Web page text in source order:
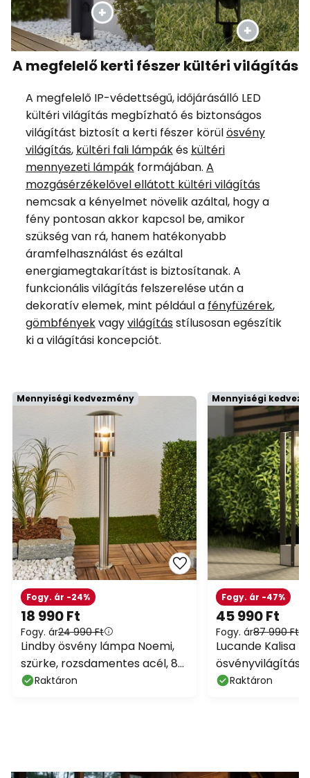
A megfelelő kerti fészer kültéri világítás
A megfelelő IP-védettségű, időjárásálló LED
kültéri világítás megbízható és biztonságos
világítást biztosít a kerti fészer körülösvény
világítás, kültéri fali lámpákés kültéri
mennyezeti lámpákformájában. A
mozgásérzékelővel ellátott kültéri világítás
nemcsak a kényelmet növelik azáltal, hogy a
fény pontosan akkor kapcsol be, amikor
szükség van rá, hanem hatékonyabb
áramfelhasználást és ezáltal
energiamegtakarítást is biztosítanak. A
funkcionális világítás felszerelése után a
dekoratív elemek, mint például a fényfüzérek,
gömbfényekvagyvilágításstílusosan egészítik
ki a világítási koncepciót.
Mennyiségi kedvezmény
18 990 Ft
Fogy. ár24 990 Ft
Fogy. ár -24%
Lindby ösvény lámpa Noemi,
szürke, rozsdamentes acél, 80
cm, IP44
Raktáron
Mennyiségi
45 990 Ft
Fogy. ár87 990 Ft
Fogy. ár -47%
Lucande Kalisa
ösvényvilágítás,
cm, szürke, fém
Raktáron